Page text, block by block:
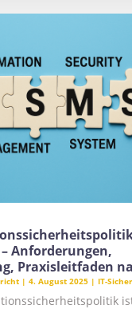
– Anforderungen,
Praxisleitfaden
| 4. August 2025| IT-